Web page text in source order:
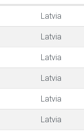
Latvia
Latvia
Latvia
Latvia
Latvia
Latvia